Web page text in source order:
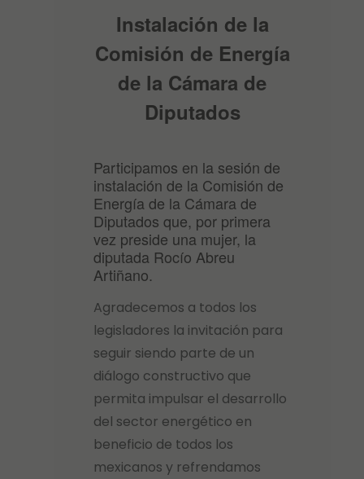
Instalación de la
Comisión de Energía
de la Cámara de
Diputados
Participamos en la sesión de
instalación de la Comisión de
Energía de la Cámara de
Diputados que, por primera
vez preside una mujer, la
diputada Rocío Abreu
Artiñano.
Agradecemos a todos los
legisladores la invitación para
seguir siendo parte de un
diálogo constructivo que
permita impulsar el desarrollo
del sector energético en
beneficio de todos los
mexicanos y refrendamos